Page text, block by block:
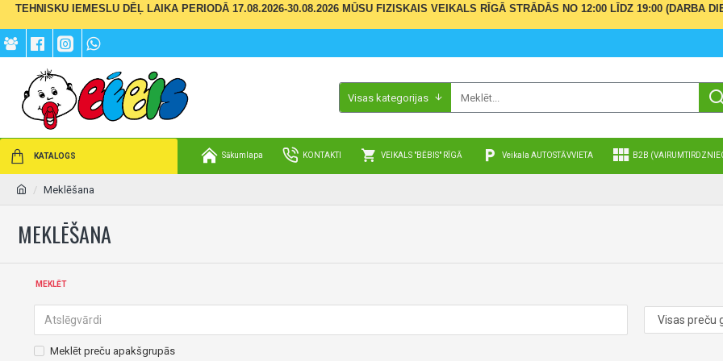
TEHNISKU IEMESLU DĒĻ LAIKA PERIODĀ 17.08.2026-30.08.2026 MŪSU FIZISKAIS VEIKALS RĪGĀ STRĀDĀS NO 12:00 LĪDZ 19:00 (DARBA
Visas kategorijas
KATALOGS Sākumlapa KONTAKTI VEIKALS "BĒBIS" RĪGĀ Veikala AUTOSTĀVVIETA B2B
Meklēšana
MEKLĒŠANA
MEKLĒT
Meklēt preču apakšgrupās